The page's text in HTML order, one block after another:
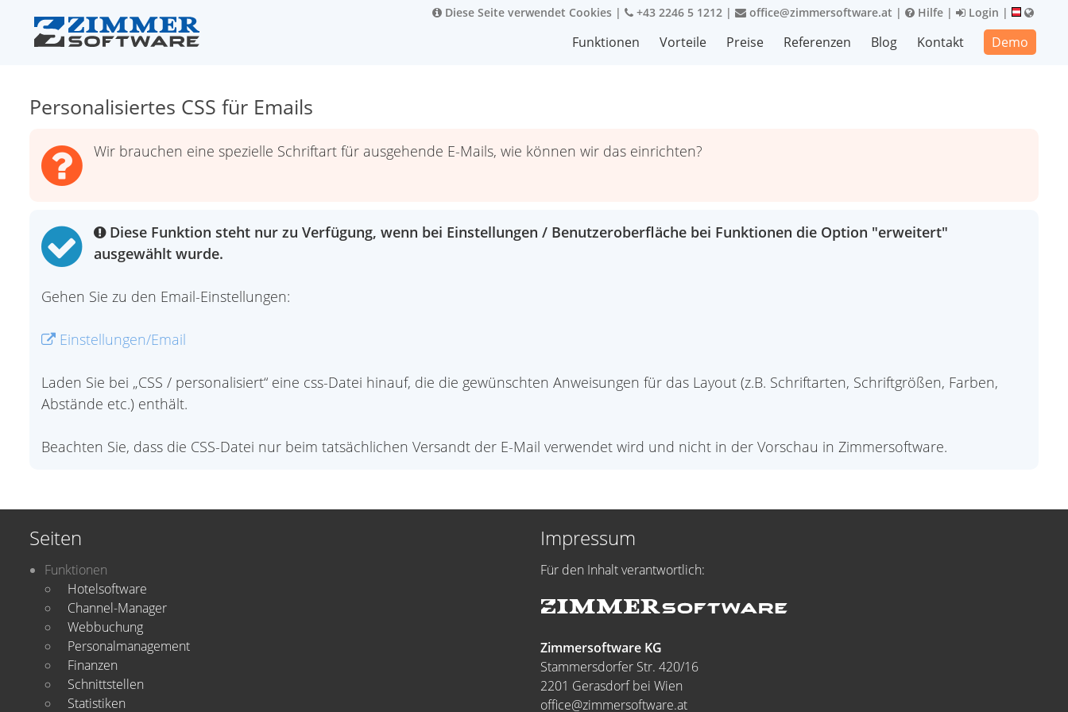
Diese Seite verwendet Cookies | +43 2246 5 1212 | office@zimmersoftware.at | Hilfe | Login |
Funktionen Vorteile Preise Referenzen Blog Kontakt Demo
Personalisiertes CSS für Emails
Wir brauchen eine spezielle Schriftart für ausgehende E-Mails, wie können wir das einrichten?
Diese Funktion steht nur zu Verfügung, wenn bei Einstellungen / Benutzeroberfläche bei Funktionen die Option "erweitert"
ausgewählt wurde.
Gehen Sie zu den Email-Einstellungen:
Einstellungen/Email
Laden Sie bei „CSS / personalisiert“ eine css-Datei hinauf, die die gewünschten Anweisungen für das Layout (z.B. Schriftarten, Schriftgrößen, Farben,
Abstände etc.) enthält.
Beachten Sie, dass die CSS-Datei nur beim tatsächlichen Versandt der E-Mail verwendet wird und nicht in der Vorschau in Zimmersoftware.
Seiten
Funktionen
Hotelsoftware
Channel-Manager
Webbuchung
Personalmanagement
Finanzen
Schnittstellen
Statistiken
Impressum
Für den Inhalt verantwortlich:
Zimmersoftware KG
Stammersdorfer Str. 420/16
2201 Gerasdorf bei Wien
office@zimmersoftware.at